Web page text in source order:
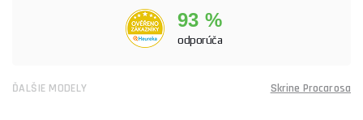
93 %
odporúča
ĎALŠIE MODELY Skrine Procarosa